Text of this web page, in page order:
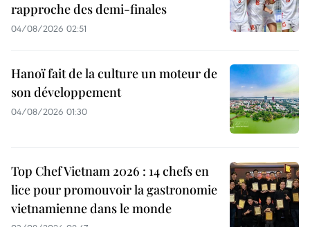
rapproche des demi-finales
04/08/2026 02:51
Hanoï fait de la culture un moteur de
son développement
04/08/2026 01:30
Top Chef Vietnam 2026 : 14 chefs en
lice pour promouvoir la gastronomie
vietnamienne dans le monde